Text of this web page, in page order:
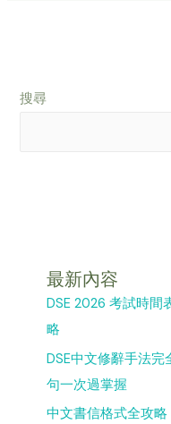
搜尋
最新內容
DSE 2026 考試時間
略
DSE中文修辭手法完
句一次過掌握
中文書信格式全攻